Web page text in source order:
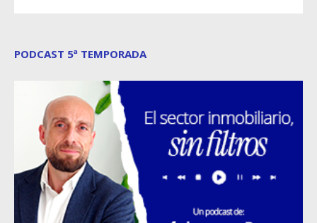
PODCAST 5ª TEMPORADA